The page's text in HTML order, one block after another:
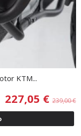
KTM...
227,05 € 239,00 €